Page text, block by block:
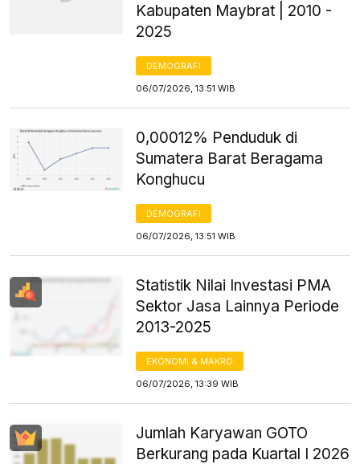
Kabupaten Maybrat | 2010 -
2025
DEMOGRAFI
06/07/2026, 13:51 WIB
0,00012% Penduduk di
Sumatera Barat Beragama
Konghucu
DEMOGRAFI
06/07/2026, 13:51 WIB
Statistik Nilai Investasi PMA
Sektor Jasa Lainnya Periode
2013-2025
EKONOMI & MAKRO
06/07/2026, 13:39 WIB
Jumlah Karyawan GOTO
Berkurang pada Kuartal I 2026